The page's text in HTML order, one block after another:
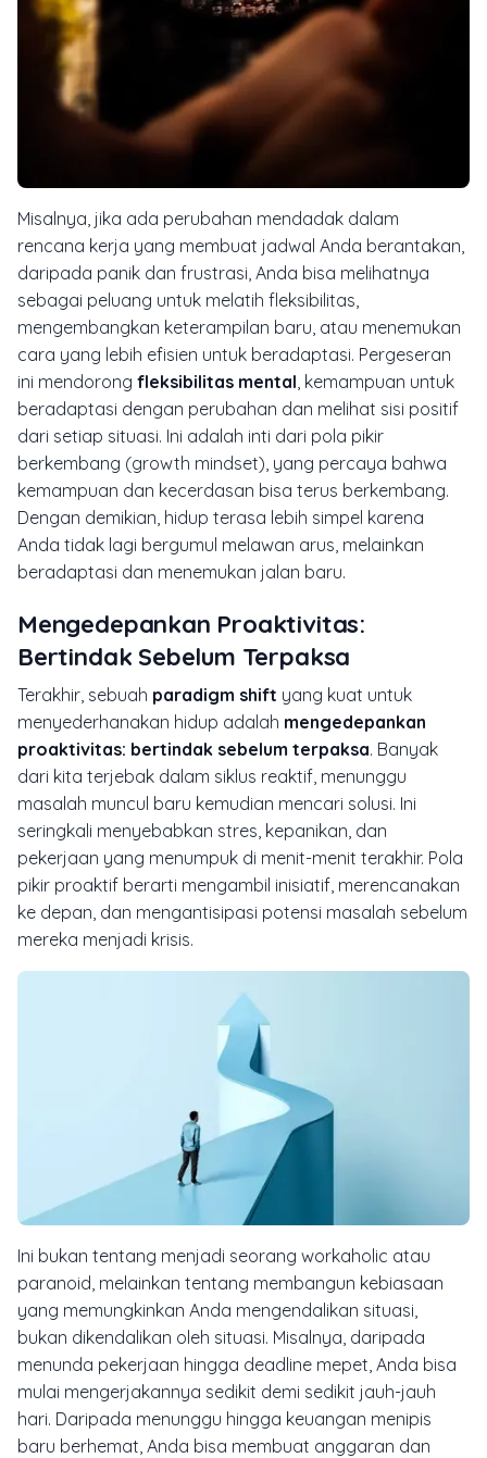
Misalnya, jika ada perubahan mendadak dalam
rencana kerja yang membuat jadwal Anda berantakan,
daripada panik dan frustrasi, Anda bisa melihatnya
sebagai peluang untuk melatih fleksibilitas,
mengembangkan keterampilan baru, atau menemukan
cara yang lebih efisien untuk beradaptasi. Pergeseran
ini mendorong fleksibilitas mental , kemampuan untuk
beradaptasi dengan perubahan dan melihat sisi positif
dari setiap situasi. Ini adalah inti dari pola pikir
berkembang (growth mindset), yang percaya bahwa
kemampuan dan kecerdasan bisa terus berkembang.
Dengan demikian, hidup terasa lebih simpel karena
Anda tidak lagi bergumul melawan arus, melainkan
beradaptasi dan menemukan jalan baru.
Mengedepankan Proaktivitas:
Bertindak Sebelum Terpaksa
Terakhir, sebuah paradigm shift yang kuat untuk
menyederhanakan hidup adalah mengedepankan
proaktivitas: bertindak sebelum terpaksa. Banyak
dari kita terjebak dalam siklus reaktif, menunggu
masalah muncul baru kemudian mencari solusi. Ini
seringkali menyebabkan stres, kepanikan, dan
pekerjaan yang menumpuk di menit-menit terakhir. Pola
pikir proaktif berarti mengambil inisiatif, merencanakan
ke depan, dan mengantisipasi potensi masalah sebelum
mereka menjadi krisis.
Ini bukan tentang menjadi seorang workaholic atau
paranoid, melainkan tentang membangun kebiasaan
yang memungkinkan Anda mengendalikan situasi,
bukan dikendalikan oleh situasi. Misalnya, daripada
menunda pekerjaan hingga deadline mepet, Anda bisa
mulai mengerjakannya sedikit demi sedikit jauh-jauh
hari. Daripada menunggu hingga keuangan menipis
baru berhemat, Anda bisa membuat anggaran dan